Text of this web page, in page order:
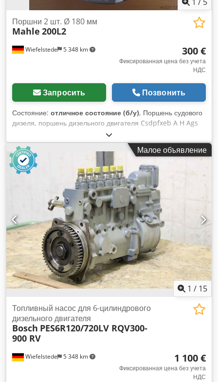
Wiefelstede 5 348 km
Поршни 2 шт. Ø 180 мм
Mahle 200L2
300 €
Фиксированная цена без учета
НДС
Запросить Позвонить
Состояние: отличное состояние (б/у), Поршень судового
дизеля, поршень дизельного двигателя Csdpfxeb A H Ags
Aarjrf - Диаметр поршня: Ø 199 мм - Высота поршня: 265
мм - Поршневой палец: Ø 75 мм - Расстояние от центра
поршневого пальца до верхней кромки поршня: 155 мм -
Количество: в наличии 2 штуки - Цена: за штуку - Вес: 9,025
кг
Малое объявление
1 / 15
Wiefelstede 5 348 km
Топливный насос для 6-цилиндрового
дизельного двигателя
Bosch PES6R120/720LV RQV300-
900 RV
1 100 €
Фиксированная цена без учета
НДС